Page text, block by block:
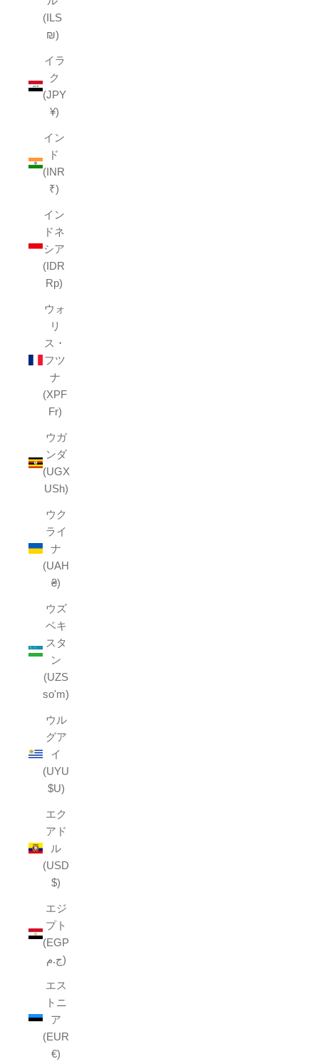
(ILS
₪)
イラ
ク
(JPY
¥)
イン
ド
(INR
₹)
イン
ドネ
シア
(IDR
Rp)
ウォ
リ
ス・
フツ
ナ
(XPF
Fr)
ウガ
ンダ
(UGX
USh)
ウク
ライ
ナ
(UAH
₴)
ウズ
ベキ
スタ
ン
(UZS
so'm)
ウル
グア
イ
(UYU
$U)
エク
アド
ル
(USD
$)
エジ
プト
(EGP
ج.م)
エス
トニ
ア
(EUR
€)